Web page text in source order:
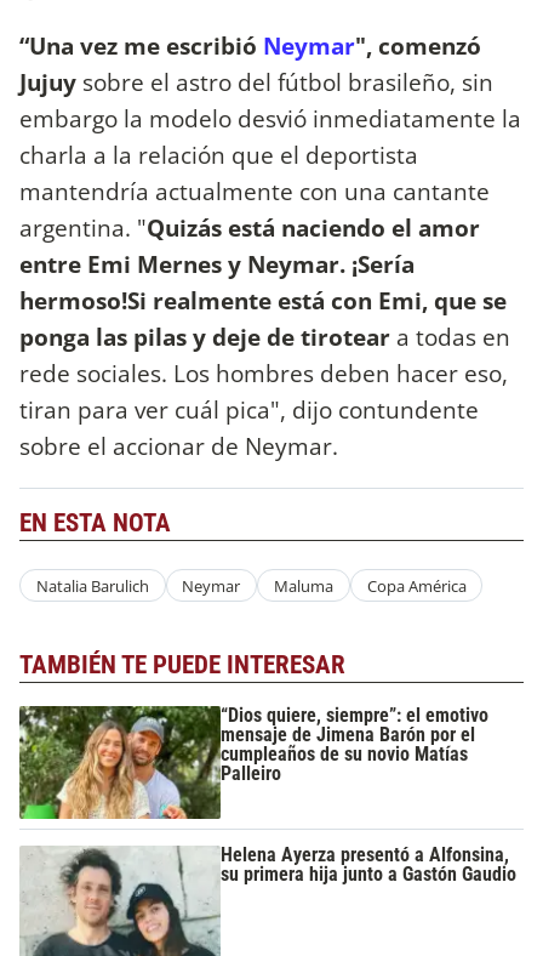
“Una vez me escribió Neymar", comenzó
Jujuy sobre el astro del fútbol brasileño, sin
embargo la modelo desvió inmediatamente la
charla a la relación que el deportista
mantendría actualmente con una cantante
argentina. "Quizás está naciendo el amor
entre Emi Mernes y Neymar. ¡Sería
hermoso!Si realmente está con Emi, que se
ponga las pilas y deje de tirotear a todas en
rede sociales. Los hombres deben hacer eso,
tiran para ver cuál pica", dijo contundente
sobre el accionar de Neymar.
EN ESTA NOTA
Natalia Barulich Neymar Maluma Copa América
TAMBIÉN TE PUEDE INTERESAR
“Dios quiere, siempre”: el emotivo
mensaje de Jimena Barón por el
cumpleaños de su novio Matías
Palleiro
Helena Ayerza presentó a Alfonsina,
su primera hija junto a Gastón Gaudio